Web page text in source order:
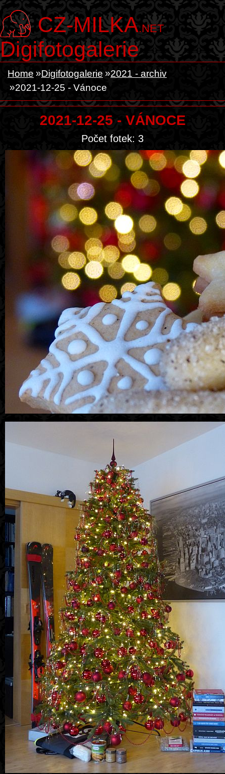
CZ-MILKA.NET
Digifotogalerie
Home Digifotogalerie
2021 - archiv
2021-12-25 - Vánoce
2021-12-25 - VÁNOCE
Počet fotek: 3